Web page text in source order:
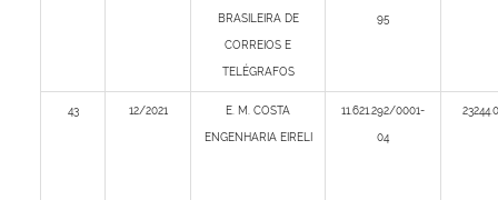
BRASILEIRA DE
CORREIOS E
TELÉGRAFOS
95
43 12/2021 E. M. COSTA
ENGENHARIA EIRELI
11.621.292/0001-
04